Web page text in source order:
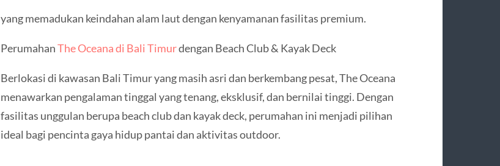
yang memadukan keindahan alam laut dengan kenyamanan fasilitas premium.
PerumahanThe Oceana di Bali Timurdengan Beach Club & Kayak Deck
Berlokasi di kawasan Bali Timur yang masih asri dan berkembang pesat, The Oceana
menawarkan pengalaman tinggal yang tenang, eksklusif, dan bernilai tinggi. Dengan
fasilitas unggulan berupa beach club dan kayak deck, perumahan ini menjadi pilihan
ideal bagi pencinta gaya hidup pantai dan aktivitas outdoor.